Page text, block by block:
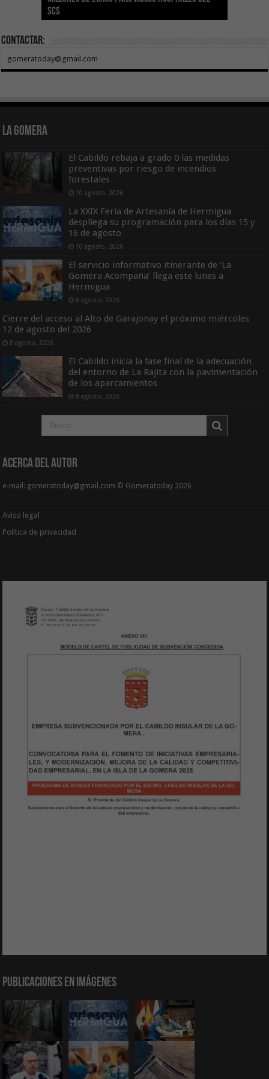
SCS
año consecutivo
tras aumentar las cuantías
Canarias
asequible de Tenerife
ecografía clínica
Contactar:
gomeratoday@gmail.com
La Gomera
El Cabildo rebaja a grado 0 las medidas
preventivas por riesgo de incendios
forestales
10 agosto, 2026
La XXIX Feria de Artesanía de Hermigua
despliega su programación para los días 15 y
16 de agosto
10 agosto, 2026
El servicio informativo itinerante de ‘La
Gomera Acompaña’ llega este lunes a
Hermigua
8 agosto, 2026
Cierre del acceso al Alto de Garajonay el próximo miércoles
12 de agosto del 2026
8 agosto, 2026
El Cabildo inicia la fase final de la adecuación
del entorno de La Rajita con la pavimentación
de los aparcamientos
8 agosto, 2026
Acerca del Autor
e-mail: gomeratoday@gmail.com © Gomeratoday 2026
Aviso legal
Política de privacidad
Publicaciones en Imágenes